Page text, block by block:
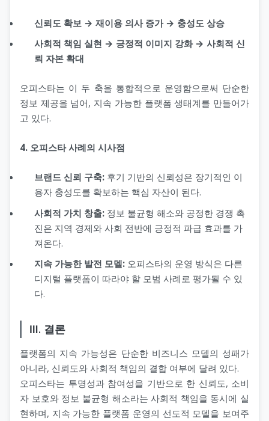
신뢰도 확보 → 재이용 의사 증가 → 충성도 상승
사회적 책임 실현 → 긍정적 이미지 강화 → 사회적 신
뢰 자본 확대
오피스타는 이 두 축을 통합적으로 운영함으로써 단순한
정보 제공을 넘어, 지속 가능한 플랫폼 생태계를 만들어가
고 있다.
4. 오피스타 사례의 시사점
브랜드 신뢰 구축: 후기 기반의 신뢰성은 장기적인 이
용자 충성도를 확보하는 핵심 자산이 된다.
사회적 가치 창출: 정보 불균형 해소와 공정한 경쟁 촉
진은 지역 경제와 사회 전반에 긍정적 파급 효과를 가
져온다.
지속 가능한 발전 모델: 오피스타의 운영 방식은 다른
디지털 플랫폼이 따라야 할 모범 사례로 평가될 수 있
다.
Ⅲ. 결론
플랫폼의 지속 가능성은 단순한 비즈니스 모델의 성패가
아니라, 신뢰도와 사회적 책임의 결합 여부에 달려 있다.
오피스타는 투명성과 참여성을 기반으로 한 신뢰도, 소비
자 보호와 정보 불균형 해소라는 사회적 책임을 동시에 실
현하며, 지속 가능한 플랫폼 운영의 선도적 모델을 보여주